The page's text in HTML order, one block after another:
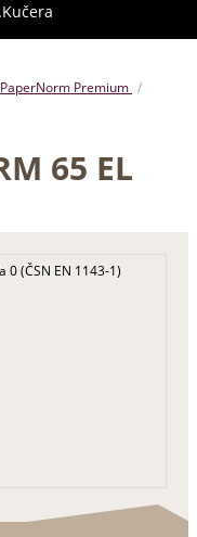
PaperNorm Premium
65 EL
0 (ČSN EN 1143-1)